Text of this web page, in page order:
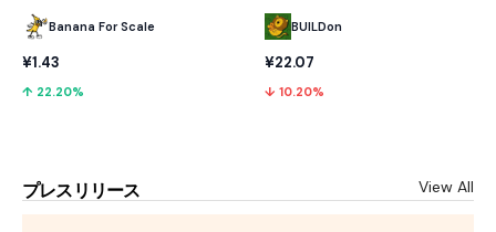
Banana For Scale
¥1.43
↑ 22.20%
BUILDon
¥22.07
↓ 10.20%
プレスリリース View All